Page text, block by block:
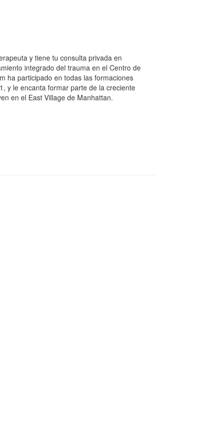
y tiene tu consulta privada en
integrado del trauma en el Centro de
ha participado en todas las formaciones
y le encanta formar parte de la creciente
en el East Village de Manhattan.